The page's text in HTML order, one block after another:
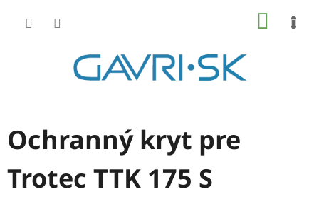
Ochranný kryt pre
Trotec TTK 175 S